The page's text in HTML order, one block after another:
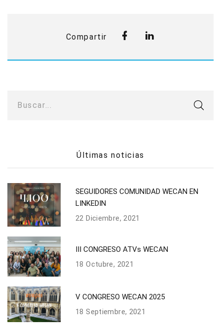
Compartir
Buscar...
Últimas noticias
SEGUIDORES COMUNIDAD WECAN EN
LINKEDIN
22 Diciembre, 2021
III CONGRESO ATVs WECAN
18 Octubre, 2021
V CONGRESO WECAN 2025
18 Septiembre, 2021